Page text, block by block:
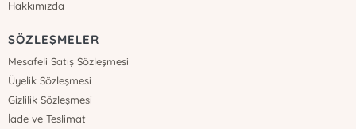
Hakkımızda
SÖZLEŞMELER
Mesafeli Satış Sözleşmesi
Üyelik Sözleşmesi
Gizlilik Sözleşmesi
İade ve Teslimat